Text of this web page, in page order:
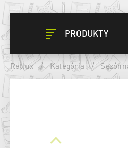
PRODUKTY
Retlux / Kategória /